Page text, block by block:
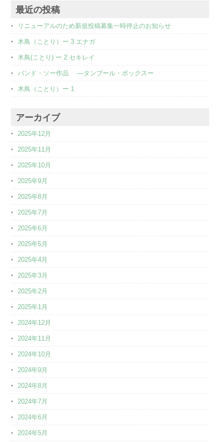
最近の投稿
リニューアルのため新規投稿募集一時停止のお知らせ
木鳥（ことり）ー 3 エナガ
木鳥(ことり) ー 2 セキレイ
バンド・ソー作品 ―タンブール・ボックスー
木鳥（ことり）ー 1
アーカイブ
2025年12月
2025年11月
2025年10月
2025年9月
2025年8月
2025年7月
2025年6月
2025年5月
2025年4月
2025年3月
2025年2月
2025年1月
2024年12月
2024年11月
2024年10月
2024年9月
2024年8月
2024年7月
2024年6月
2024年5月